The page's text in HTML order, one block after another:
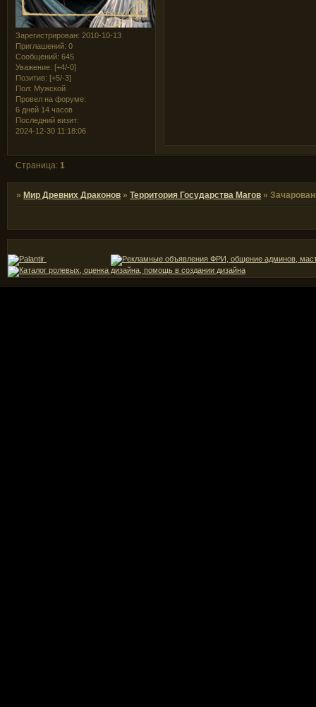
Зарегистрирован: 2010-10-13
Приглашений: 0
Сообщений: 645
Уважение: [+4/-0]
Позитив: [+5/-3]
Пол: Мужской
Провел на форуме:
6 дней 14 часов
Последний визит:
2024-12-30 11:18:06
Страница:1
»Мир Древних Драконов »Территория Государства Магов »